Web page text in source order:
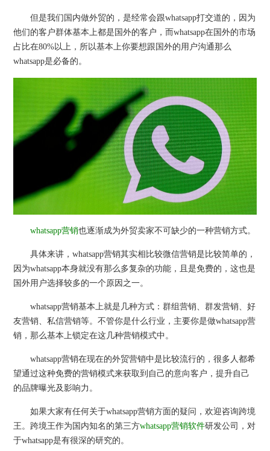
但是我们国内做外贸的，是经常会跟whatsapp打交道的，因为
他们的客户群体基本上都是国外的客户，而whatsapp在国外的市场
占比在80%以上，所以基本上你要想跟国外的用户沟通那么
whatsapp是必备的。
whatsapp营销也逐渐成为外贸卖家不可缺少的一种营销方式。
具体来讲，whatsapp营销其实相比较微信营销是比较简单的，
因为whatsapp本身就没有那么多复杂的功能，且是免费的，这也是
国外用户选择较多的一个原因之一。
whatsapp营销基本上就是几种方式：群组营销、群发营销、好
友营销、私信营销等。不管你是什么行业，主要你是做whatsapp营
销，那么基本上锁定在这几种营销模式中。
whatsapp营销在现在的外贸营销中是比较流行的，很多人都希
望通过这种免费的营销模式来获取到自己的意向客户，提升自己
的品牌曝光及影响力。
如果大家有任何关于whatsapp营销方面的疑问，欢迎咨询跨境
王。跨境王作为国内知名的第三方whatsapp营销软件研发公司，对
于whatsapp是有很深的研究的。